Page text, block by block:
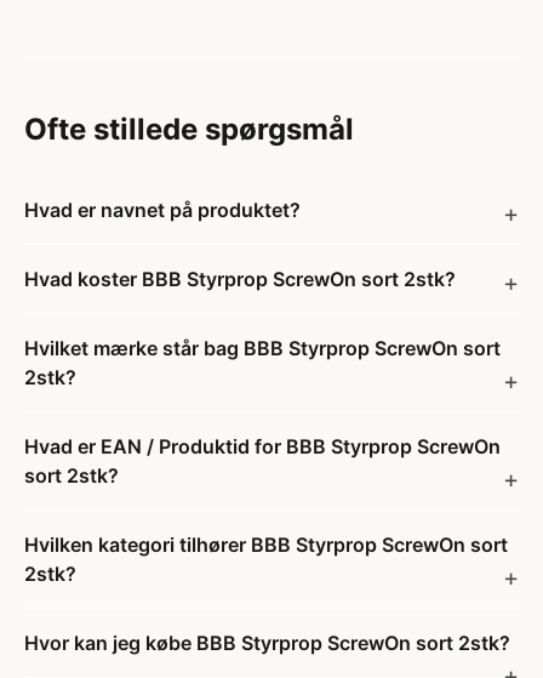
Ofte stillede spørgsmål
Hvad er navnet på produktet?
Hvad koster BBB Styrprop ScrewOn sort 2stk?
Hvilket mærke står bag BBB Styrprop ScrewOn sort
2stk?
Hvad er EAN / Produktid for BBB Styrprop ScrewOn
sort 2stk?
Hvilken kategori tilhører BBB Styrprop ScrewOn sort
2stk?
Hvor kan jeg købe BBB Styrprop ScrewOn sort 2stk?